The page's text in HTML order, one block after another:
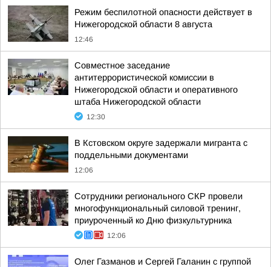
Режим беспилотной опасности действует в
Нижегородской области 8 августа
12:46
Совместное заседание
антитеррористической комиссии в
Нижегородской области и оперативного
штаба Нижегородской области
12:30
В Кстовском округе задержали мигранта с
поддельными документами
12:06
Сотрудники регионального СКР провели
многофункциональный силовой тренинг,
приуроченный ко Дню физкультурника
12:06
Олег Газманов и Сергей Галанин с группой